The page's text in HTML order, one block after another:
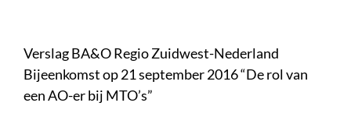
Image
Verslag BA&O Regio Zuidwest-Nederland
Bijeenkomst op 21 september 2016 “De rol van
een AO-er bij MTO’s”